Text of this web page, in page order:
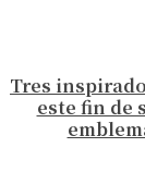
Tres
este fin de